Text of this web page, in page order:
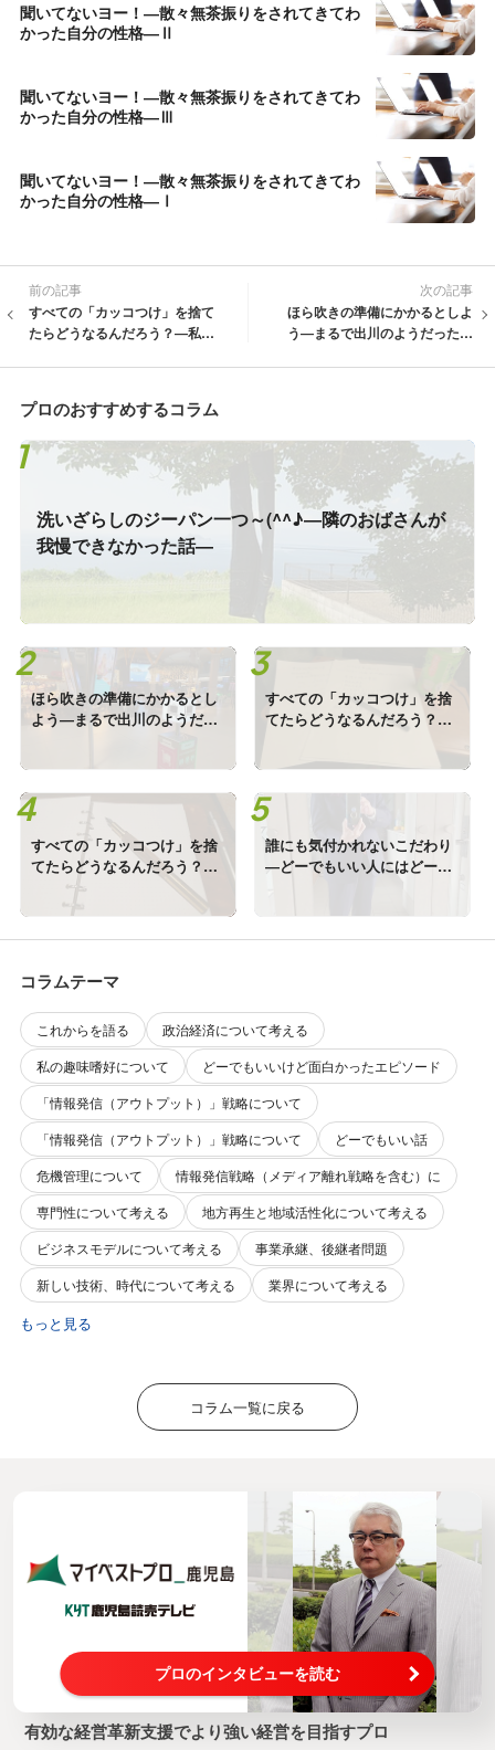
聞いてないヨー！―散々無茶振りをされてきてわ
かった自分の性格―Ⅱ
聞いてないヨー！―散々無茶振りをされてきてわ
かった自分の性格―Ⅲ
聞いてないヨー！―散々無茶振りをされてきてわ
かった自分の性格―Ⅰ
前の記事
すべての「カッコつけ」を捨て
たらどうなるんだろう？―私の
次の記事
ほら吹きの準備にかかるとしよ
う―まるで出川のようだった話
プロのおすすめするコラム
洗いざらしのジーパン一つ～(^^♪―隣のおばさんが
我慢できなかった話―
ほら吹きの準備にかかるとし
よう―まるで出川のようだっ
すべての「カッコつけ」を捨
てたらどうなるんだろう？―
てください―Ⅱ
すべての「カッコつけ」を捨
てたらどうなるんだろう？―
私のダメ青春、まあ読んでみ
誰にも気付かれないこだわり
―どーでもいい人にはどーで
コラムテーマ
これからを語る
政治経済について考える
私の趣味嗜好について
どーでもいいけど面白かったエピソード
「情報発信（アウトプット）」戦略について
「情報発信（アウトプット）」戦略について
どーでもいい話
危機管理について
情報発信戦略（メディア離れ戦略を含む）に
専門性について考える
地方再生と地域活性化について考える
ビジネスモデルについて考える
事業承継、後継者問題
新しい技術、時代について考える
業界について考える
もっと見る
コラム一覧に戻る
プロのインタビューを読む
有効な経営革新支援でより強い経営を目指すプロ